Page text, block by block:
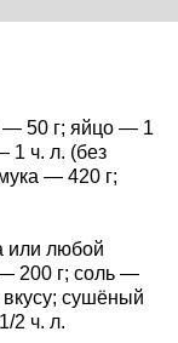
— 50 г; яйцо — 1
1 ч. л. (без
— 420 г;
или любой
200 г; соль —
сушёный
2 ч. л.